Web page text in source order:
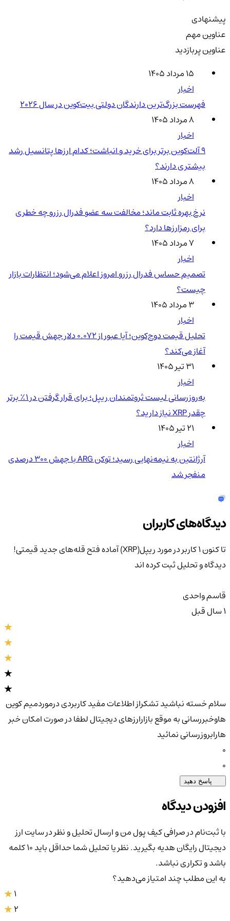
پیشنهادی
عناوین مهم
عناوین پربازدید
۱۵ مرداد ۱۴۰۵
اخبار
فهرست بزرگ‌ترین دارندگان دولتی بیت‌کوین در سال 2026
۸ مرداد ۱۴۰۵
اخبار
۹ آلت‌کوین برتر برای خرید و انباشت؛ کدام ارزها پتانسیل رشد
بیشتری دارند؟
۸ مرداد ۱۴۰۵
اخبار
نرخ بهره ثابت ماند؛ مخالفت سه عضو فدرال رزرو چه خطری
برای رمزارزها دارد؟
۷ مرداد ۱۴۰۵
اخبار
تصمیم حساس فدرال رزرو امروز اعلام می‌شود؛ انتظارات بازار
چیست؟
۳ مرداد ۱۴۰۵
اخبار
تحلیل قیمت دوج‌کوین؛ آیا عبور از ۰.۰۷۲ دلار جهش قیمت را
آغاز می‌کند؟
۳۱ تیر ۱۴۰۵
اخبار
به‌روزرسانی لیست ثروتمندان ریپل؛ برای قرار گرفتن در ۱٪ برتر
چقدر XRP نیاز دارید؟
۲۱ تیر ۱۴۰۵
اخبار
آرژانتین به نیمه‌نهایی رسید؛ توکن ARG با جهش ۳۰۰ درصدی
منفجر شد
دیدگاه‌های کاربران
تا کنون 1 کاربر در مورد
ریپل(XRP) آماده فتح قله‌های جدید قیمتی!
دیدگاه و تحلیل ثبت کرده اند
قاسم واحدی
سلام خسته نباشید تشکراز اطلاعات مفید کاربردی درموردمیم کوین
هاوخبررسانی به موقع بازارارزهای دیجیتال لطفا در صورت امکان خبر
هارابروزرسانی نمائید
پاسخ دهید
افزودن دیدگاه
با ثبت‌نام در صرافی کیف پول من و ارسال تحلیل و نظر در سایت ارز
دیجیتال رایگان هدیه بگیرید. نظر یا تحلیل شما حداقل باید ۱۰ کلمه
باشد و تکراری نباشد.
به این مطلب چند امتیاز می‌دهید؟